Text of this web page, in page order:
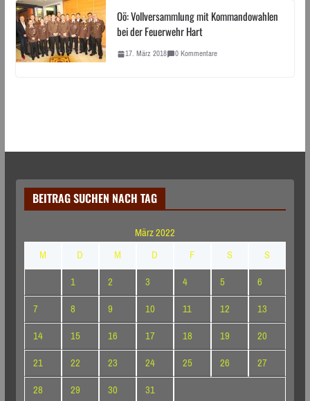
Oö: Vollversammlung mit Kommandowahlen
bei der Feuerwehr Hart
17. März 2018 0 Kommentare
BEITRAG SUCHEN NACH TAG
März 2022
M
D M D F S
S
1
2 3 4 5
6
7
8 9 10 11 12
13
14
15 16 17 18 19
20
21
22 23 24 25 26
27
28
29 30
31